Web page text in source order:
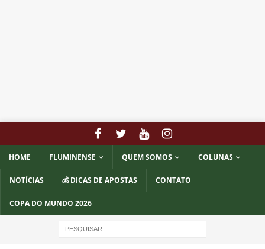
HOME FLUMINENSE QUEM SOMOS COLUNAS
NOTÍCIAS 💰 DICAS DE APOSTAS CONTATO
COPA DO MUNDO 2026